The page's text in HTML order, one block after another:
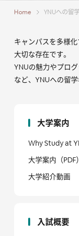
Home YNUへの留学
キャンパスを多様
大切な存在です。
YNUの魅力やプロ
など、YNUへの留
大学案内
Why Study at
大学案内（PDF）
大学紹介動画
入試概要